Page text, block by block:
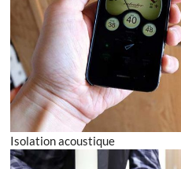
Isolation acoustique